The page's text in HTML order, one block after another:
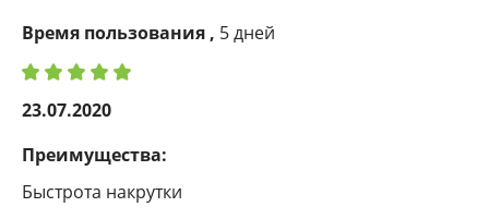
Время пользования , 5 дней
23.07.2020
Преимущества:
Быстрота накрутки